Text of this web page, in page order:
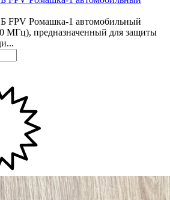
FPV Ромашка-1 автомобильный
МГц), предназначенный для защиты